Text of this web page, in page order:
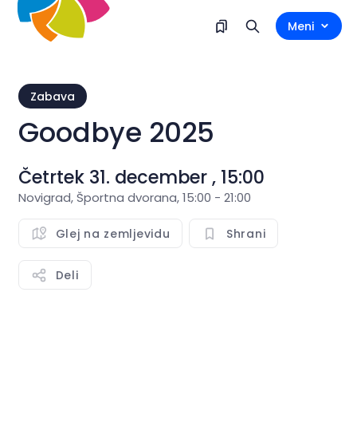
Meni
Zabava
Goodbye 2025
Četrtek 31. december , 15:00
Novigrad, Športna dvorana, 15:00 - 21:00
Glej na zemljevidu Shrani
Deli